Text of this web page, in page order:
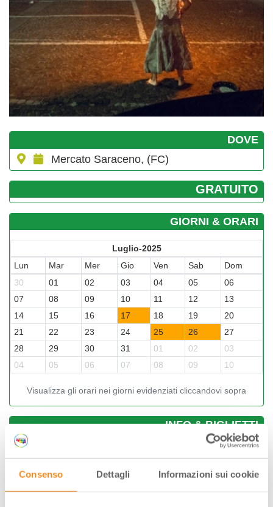
Consenso Dettagli Informazioni sui cookie
DOVE
Mercato Saraceno, (FC)
GRATUITO
GIORNI & ORARI
Luglio-2025
Lun
Mar Mer Gio Ven Sab
Dom
30
01 02 03 04 05
06
07
08 09 10 11 12
13
14
15 16 17 18 19
20
21
22 23 24 25 26
27
28
29 30 31 01 02
03
04
05 06 07 08 09 10
Visualizza gli orari nei giorni evidenziati cliccandovi sopra
­INFO & BIGLIETTI
Comune di Mercato Saraceno
piazza Giuseppe Mazzini, 50, 47025, Mercato
Saraceno, (FC)